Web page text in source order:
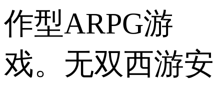
作型ARPG游
戏。无双西游安